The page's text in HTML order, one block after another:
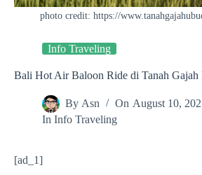
photo credit: https://
Info Traveling
Bali Hot Air Baloon Ride di Tanah Gajah
By Asn On August 10,
In Info Traveling
[ad_1]